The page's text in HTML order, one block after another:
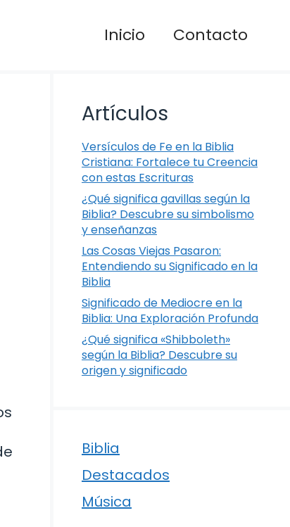
Inicio Contacto
Artículos
Versículos de Fe en la Biblia
Cristiana: Fortalece tu Creencia
con estas Escrituras
¿Qué significa gavillas según la
Biblia? Descubre su simbolismo
y enseñanzas
Las Cosas Viejas Pasaron:
Entendiendo su Significado en la
Biblia
Significado de Mediocre en la
Biblia: Una Exploración Profunda
¿Qué significa «Shibboleth»
según la Biblia? Descubre su
origen y significado
Biblia
Destacados
Música